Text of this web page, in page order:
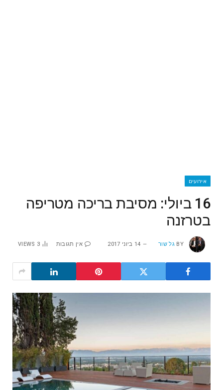
אירועים
16 ביולי: מסיבת בריכה מטריפה
בטרזנה
BY גל שור 14 ביוני 2017 אין תגובות 3
VIEWS